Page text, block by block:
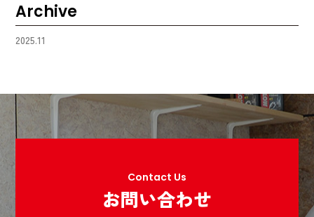
Archive
2025.11
Contact Us
お問い合わせ